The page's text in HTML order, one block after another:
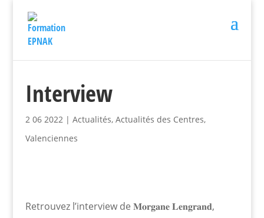
Interview
2 06 2022| Actualités, Actualités des Centres,
Valenciennes
Retrouvez l’interview de 𝐌𝐨𝐫𝐠𝐚𝐧𝐞 𝐋𝐞𝐧𝐠𝐫𝐚𝐧𝐝,